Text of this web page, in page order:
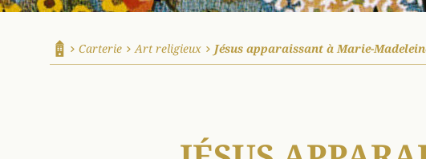
Accueil
Carterie Art religieux Jésus apparaissant à Marie-